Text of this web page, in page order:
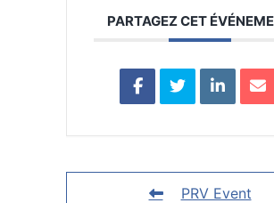
PARTAGEZ CET
PRV Event